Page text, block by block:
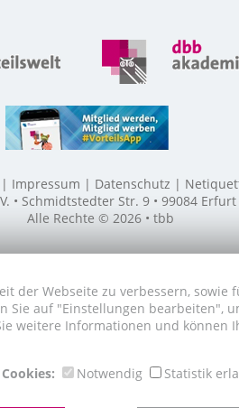
Impressum Datenschutz
Str. 9 • 99084 Erfurt
Alle Rechte © 2026 • tbb
der Webseite zu verbessern, sowie
Sie auf "Einstellungen bearbeiten",
weitere Informationen und können
Notwendig Statistik